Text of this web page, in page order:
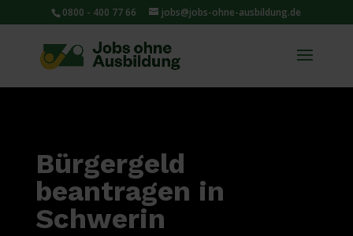
0800 - 400 77 66 jobs@jobs-ohne-ausbildung.de
Bürgergeld
beantragen in
Schwerin